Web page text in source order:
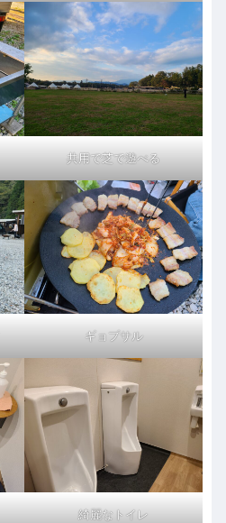
共用で芝で遊べる
ギョプサル
綺麗なトイレ